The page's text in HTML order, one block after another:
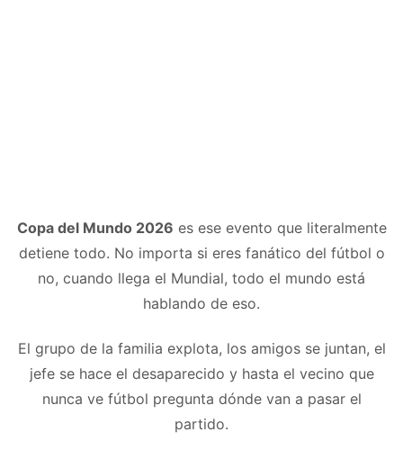
Copa del Mundo 2026 es ese evento que literalmente
detiene todo. No importa si eres fanático del fútbol o
no, cuando llega el Mundial, todo el mundo está
hablando de eso.
El grupo de la familia explota, los amigos se juntan, el
jefe se hace el desaparecido y hasta el vecino que
nunca ve fútbol pregunta dónde van a pasar el
partido.